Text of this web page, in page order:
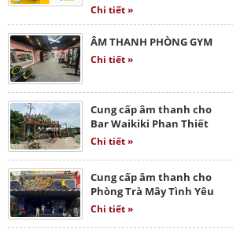
Chi tiết »
ÂM THANH PHÒNG GYM
Chi tiết »
Cung cấp âm thanh cho
Bar Waikiki Phan Thiết
Chi tiết »
Cung cấp âm thanh cho
Phòng Trà Mây Tình Yêu
Chi tiết »